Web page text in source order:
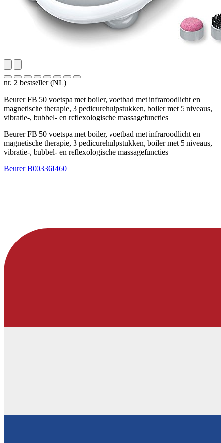
nr. 2 bestseller (NL)
Beurer FB 50 voetspa met boiler, voetbad met infraroodlicht en
magnetische therapie, 3 pedicurehulpstukken, boiler met 5 niveaus,
vibratie-, bubbel- en reflexologische massagefuncties
Beurer FB 50 voetspa met boiler, voetbad met infraroodlicht en
magnetische therapie, 3 pedicurehulpstukken, boiler met 5 niveaus,
vibratie-, bubbel- en reflexologische massagefuncties
BeurerB00336I460